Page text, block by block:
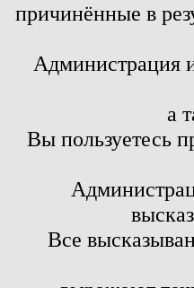
причинённые в
Администрация
а
Вы пользуетесь
Все